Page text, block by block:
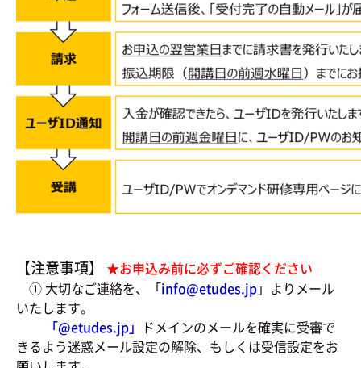
【注意事項】
★お申込み前に必ずご確認ください
① 大切なご連絡を、「info@etudes.jp」よりメール
いたします。
「@etudes.jp」 ドメインのメールを確実に受審で
きるよう迷惑メール設定の解除、もしくは受信設定をお